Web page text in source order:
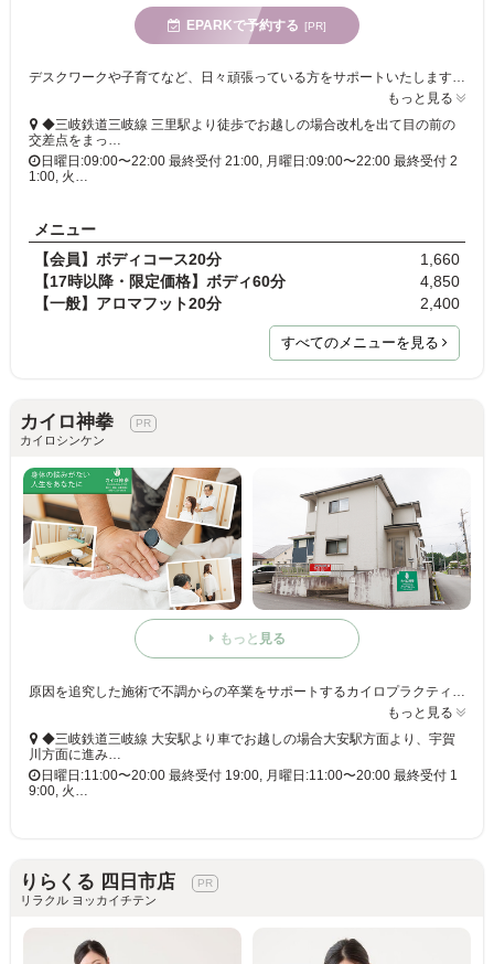
EPARKで予約する [PR]
デスクワークや子育てなど、日々頑張っている方をサポートいたします!疲れが溜まった重い体とサヨナラして、ハリのある輝かしい毎日へと導くサロンです。
もっと見る
◆三岐鉄道三岐線 三里駅より徒歩でお越しの場合改札を出て目の前の
交差点をまっ…
日曜日:09:00〜22:00 最終受付 21:00, 月曜日:09:00〜22:00 最終受付 2
1:00, 火…
メニュー
【会員】ボディコース20分
1,660
【17時以降・限定価格】ボディ60分
4,850
【一般】アロマフット20分
2,400
すべてのメニューを見る
カイロ神拳
カイロシンケン
もっと見る
原因を追究した施術で不調からの卒業をサポートするカイロプラクティック専門サロン◎改善をあきらめていた方もぜひ1度ご相談ください!
もっと見る
◆三岐鉄道三岐線 大安駅より車でお越しの場合大安駅方面より、宇賀
川方面に進み…
日曜日:11:00〜20:00 最終受付 19:00, 月曜日:11:00〜20:00 最終受付 1
9:00, 火…
りらくる 四日市店
リラクル ヨッカイチテン